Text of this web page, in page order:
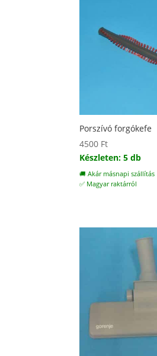
Porszívó forgókefe
4500 Ft
Készleten: 5 db
🚚 Akár másnapi szállítás
✅ Magyar raktárról